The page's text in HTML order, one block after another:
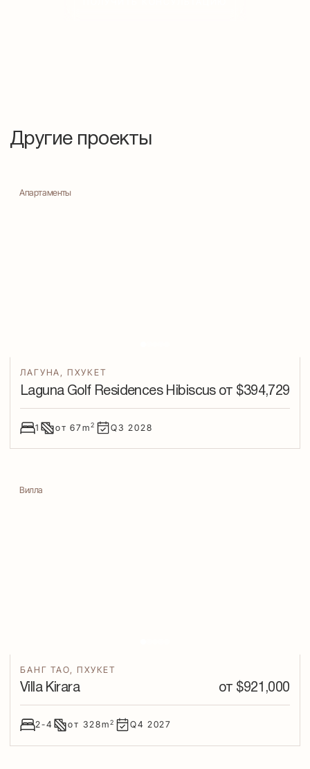
Другие проекты
ЛАГУНА , ПХУКЕТ
Laguna Golf Residences Hibiscus от $394,729
1 от67m2 Q3 2028
Апартаменты
БАНГ ТАО, ПХУКЕТ
Villa Kirara от $921,000
2-4 от328m2 Q4 2027
Вилла